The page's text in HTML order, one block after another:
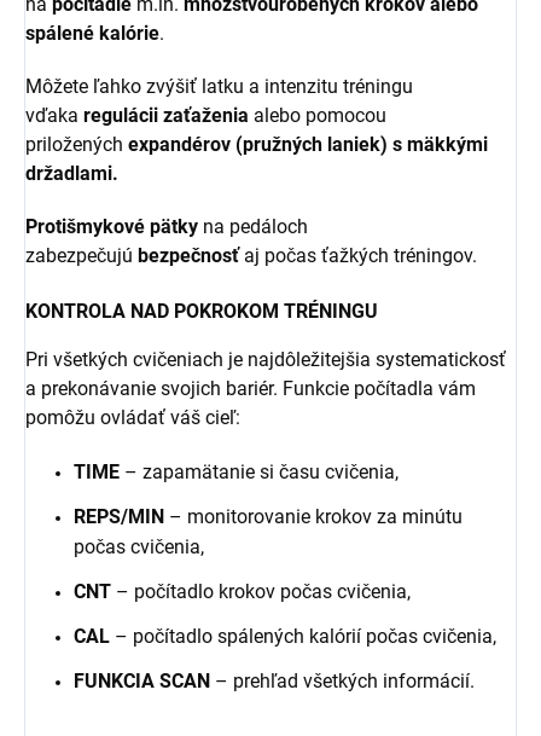
spálené kalórie.
Môžete ľahko zvýšiť latku a intenzitu tréningu
vďaka regulácii zaťaženia alebo pomocou
priložených expandérov (pružných laniek) s mäkkými
držadlami.
Protišmykové pätky na pedáloch
zabezpečujú bezpečnosťaj počas ťažkých tréningov.
KONTROLA NAD POKROKOM TRÉNINGU
Pri všetkých cvičeniach je najdôležitejšia systematickosť
a prekonávanie svojich bariér. Funkcie počítadla vám
pomôžu ovládať váš cieľ:
TIME – zapamätanie si času cvičenia,
REPS/MIN – monitorovanie krokov za minútu
počas cvičenia,
CNT – počítadlo krokov počas cvičenia,
CAL – počítadlo spálených kalórií počas cvičenia,
FUNKCIA SCAN – prehľad všetkých informácií.